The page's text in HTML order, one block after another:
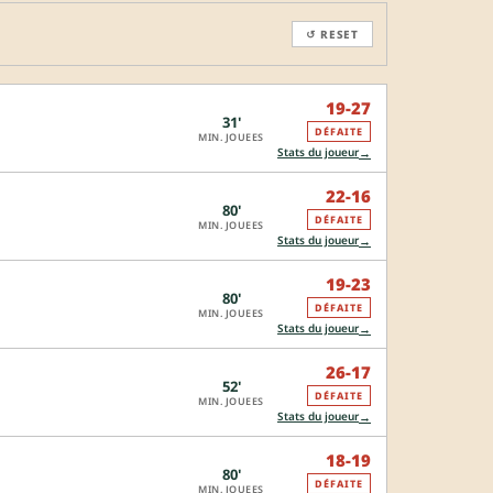
↺ RESET
31'
MIN. JOUEES
19-27
DÉFAITE
Stats du joueur→
80'
MIN. JOUEES
22-16
DÉFAITE
Stats du joueur→
80'
MIN. JOUEES
19-23
DÉFAITE
Stats du joueur→
52'
MIN. JOUEES
26-17
DÉFAITE
Stats du joueur→
80'
MIN. JOUEES
18-19
DÉFAITE